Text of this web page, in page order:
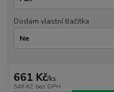
Dodám vlastní tlačítka
661 Kč/ks
546 Kč bez DPH